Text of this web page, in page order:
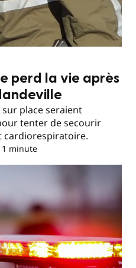
perd la vie après
place seraient
tenter de secourir
cardiorespiratoire.
1 minute